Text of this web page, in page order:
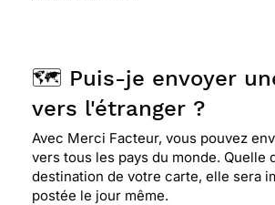
🗺️ Puis-je envoyer
vers l'étranger ?
Avec Merci Facteur, vous pouvez
vers tous les pays du monde. Quelle
destination de votre carte, elle sera
postée le jour même.